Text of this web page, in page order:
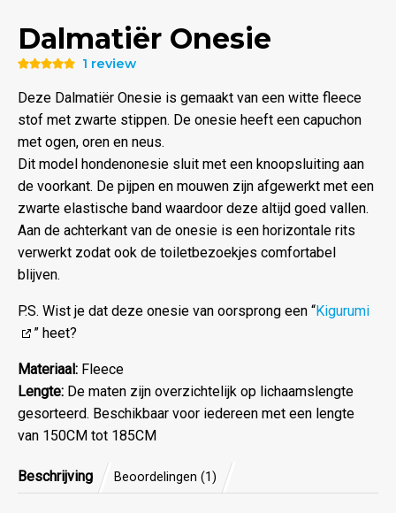
Dalmatiër Onesie
5.00uit 5
1 review
Deze Dalmatiër Onesie is gemaakt van een witte fleece
stof met zwarte stippen. De onesie heeft een capuchon
met ogen, oren en neus.
Dit model hondenonesie sluit met een knoopsluiting aan
de voorkant. De pijpen en mouwen zijn afgewerkt met een
zwarte elastische band waardoor deze altijd goed vallen.
Aan de achterkant van de onesie is een horizontale rits
verwerkt zodat ook de toiletbezoekjes comfortabel
blijven.
P.S. Wist je dat deze onesie van oorsprong een “Kigurumi
” heet?
Materiaal: Fleece
Lengte: De maten zijn overzichtelijk op lichaamslengte
gesorteerd. Beschikbaar voor iedereen met een lengte
van 150CM tot 185CM
Beschrijving Beoordelingen (1)